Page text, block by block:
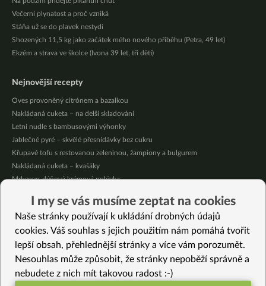
Večerní plynatost a proč vzniká
Stáňa už se do plavek nestydí
Shozených 11,5 kg jako začátek mého nového příběhu (Petra, 49 let)
Ekzém a strava ve školce (Ivona 39 let, tři děti)
Nejnovější recepty
Oves provoněný citrónem a bazalkou
Nakládaná cuketa – na delší skladování
Letní nudle s bambusovými výhonky
Jablečné pyré – skvělé přesnídávky bez cukru
Křupavé tofu s restovanou zeleninou, žampiony a bulgurem
Nakládaná cuketa – kvašáky
Mrkvovo-dýňová krémová polévka
Osvěžující čaj s citronovými bylinkami
Nepečený jablečný dort s rybízem
Vybrané recepty
Miso polévka s Jidášovým uchem
I my se vás musíme zeptat na cookies
Naše stránky používají k ukládání drobných údajů
cookies. Váš souhlas s jejich použitím nám pomáhá tvořit
lepší obsah, přehlednější stránky a více vám porozumět.
Nesouhlas může způsobit, že stránky nepoběží správně a
nebudete z nich mít takovou radost :-)